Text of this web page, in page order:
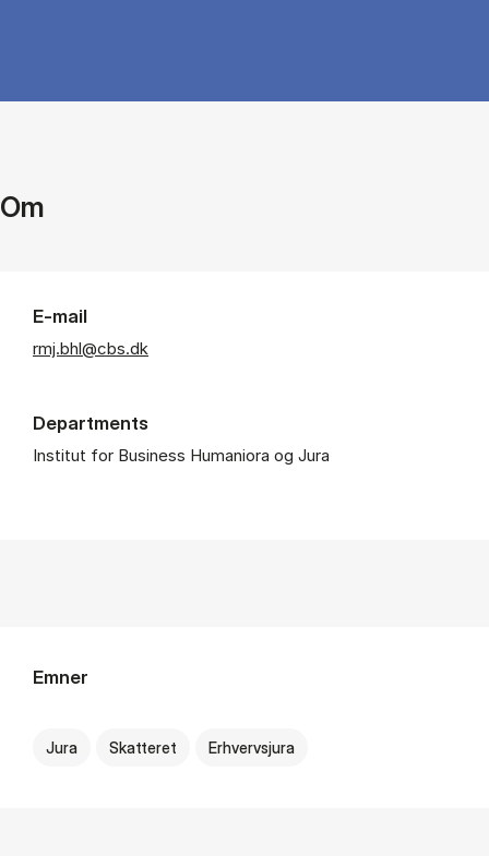
Om
E-mail
rmj.bhl@cbs.dk
Departments
Institut for Business Humaniora og Jura
Emner
Jura Skatteret Erhvervsjura